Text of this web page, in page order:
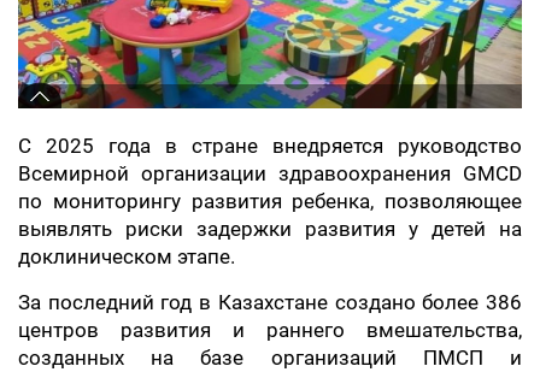
С 2025 года в стране внедряется руководство
Всемирной организации здравоохранения GMCD
по мониторингу развития ребенка, позволяющее
выявлять риски задержки развития у детей на
доклиническом этапе.
За последний год в Казахстане создано более 386
центров развития и раннего вмешательства,
созданных на базе организаций ПМСП и